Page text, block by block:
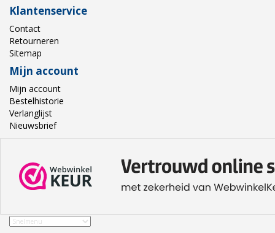
Klantenservice
Contact
Retourneren
Sitemap
Mijn account
Mijn account
Bestelhistorie
Verlanglijst
Nieuwsbrief